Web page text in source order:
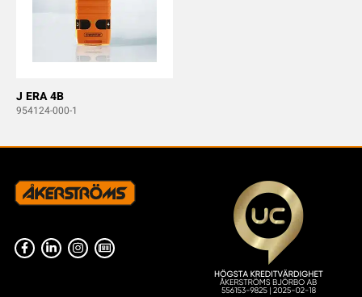
J ERA 4B
954124-000-1